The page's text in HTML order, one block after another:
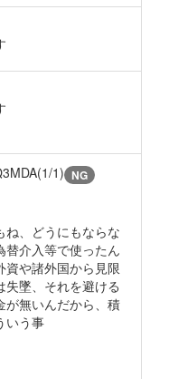
1) NG
ね、どうにもならな
替介入等で使ったん
資や諸外国から見限
失墜、それを避ける
が無いんだから、積
いう事